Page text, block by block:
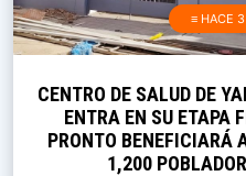
≡ HACE
CENTRO DE SALUD DE
ENTRA EN SU ETAPA
PRONTO BENEFICIARÁ
1,200